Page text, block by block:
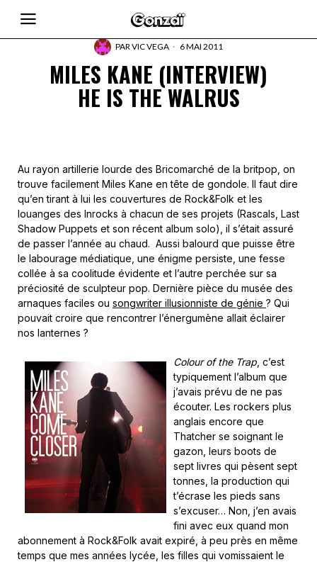
PARVIC VEGA 6 MAI 2011
MILES KANE (INTERVIEW)
HE IS THE WALRUS
Au rayon artillerie lourde des Bricomarché de la britpop, on
trouve facilement Miles Kane en tête de gondole. Il faut dire
qu’en tirant à lui les couvertures de Rock&Folk et les
louanges des Inrocks à chacun de ses projets (Rascals, Last
Shadow Puppets et son récent album solo), il s’était assuré
de passer l’année au chaud. Aussi balourd que puisse être
le labourage médiatique, une énigme persiste, une fesse
collée à sa coolitude évidente et l’autre perchée sur sa
préciosité de sculpteur pop. Dernière pièce du musée des
arnaques faciles ou songwriter illusionniste de génie ? Qui
pouvait croire que rencontrer l’énergumène allait éclairer
nos lanternes ?
Colour of the Trap , c’est
typiquement l’album que
j’avais prévu de ne pas
écouter. Les rockers plus
anglais encore que
Thatcher se soignant le
gazon, leurs boots de
sept livres qui pèsent sept
tonnes, la production qui
t’écrase les pieds sans
s’excuser… Non, j’en avais
fini avec eux quand mon
abonnement à Rock&Folk avait expiré, à peu près en même
temps que mes années lycée, les filles qui vomissaient le